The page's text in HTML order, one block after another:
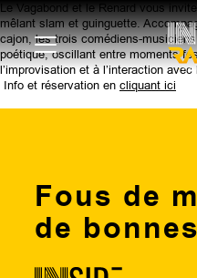
Le Vagabond et le Renard vous
mêlant slam et guinguette.
cajon, les trois comédiens-
poétique, oscillant entre moments
l’improvisation et à l’interaction
Info et réservation en cliquant ici
Fous de
de